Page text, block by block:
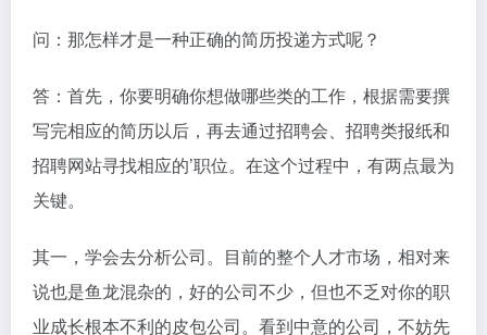
问：那怎样才是一种正确的简历投递方式呢？
答：首先，你要明确你想做哪些类的工作，根据需要撰
写完相应的简历以后，再去通过招聘会、招聘类报纸和
招聘网站寻找相应的’职位。在这个过程中，有两点最为
关键。
其一，学会去分析公司。目前的整个人才市场，相对来
说也是鱼龙混杂的，好的公司不少，但也不乏对你的职
业成长根本不利的皮包公司。看到中意的公司，不妨先